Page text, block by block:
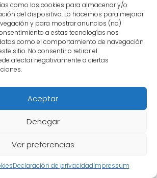
como las cookies para almacenar y/o
del dispositivo. Lo hacemos para mejorar
y para mostrar anuncios (no)
a estas tecnologías nos
como el comportamiento de navegación
sitio. No consentir o retirar el
afectar negativamente a ciertas
Aceptar
Denegar
Ver preferencias
Declaración de privacidadImpressum
poderoso que puede
fácilmente si no actúan
unos a otros.
de la determinación y la
determinación
A pesar de enfrentarse a
invencible, los
les impulsa a seguir adelante,